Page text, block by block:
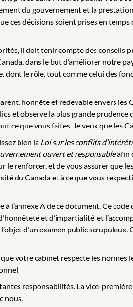
du gouvernement et la
ces décisions soient prises en
il doit tenir compte des conseils
dans le but d’améliorer notre
le rôle, tout comme celui des
honnête et redevable envers
et observe la plus grande prudence
ce que vous faites. Je veux que les
bien la Loi sur les conflits
ouvert et responsableafin
renforcer, et de vous assurer que
du Canada et à ce que vous
A de ce document. Ce
et d’impartialité, et
d’un examen public
votre cabinet respecte les
responsabilités. La vice-
nous.